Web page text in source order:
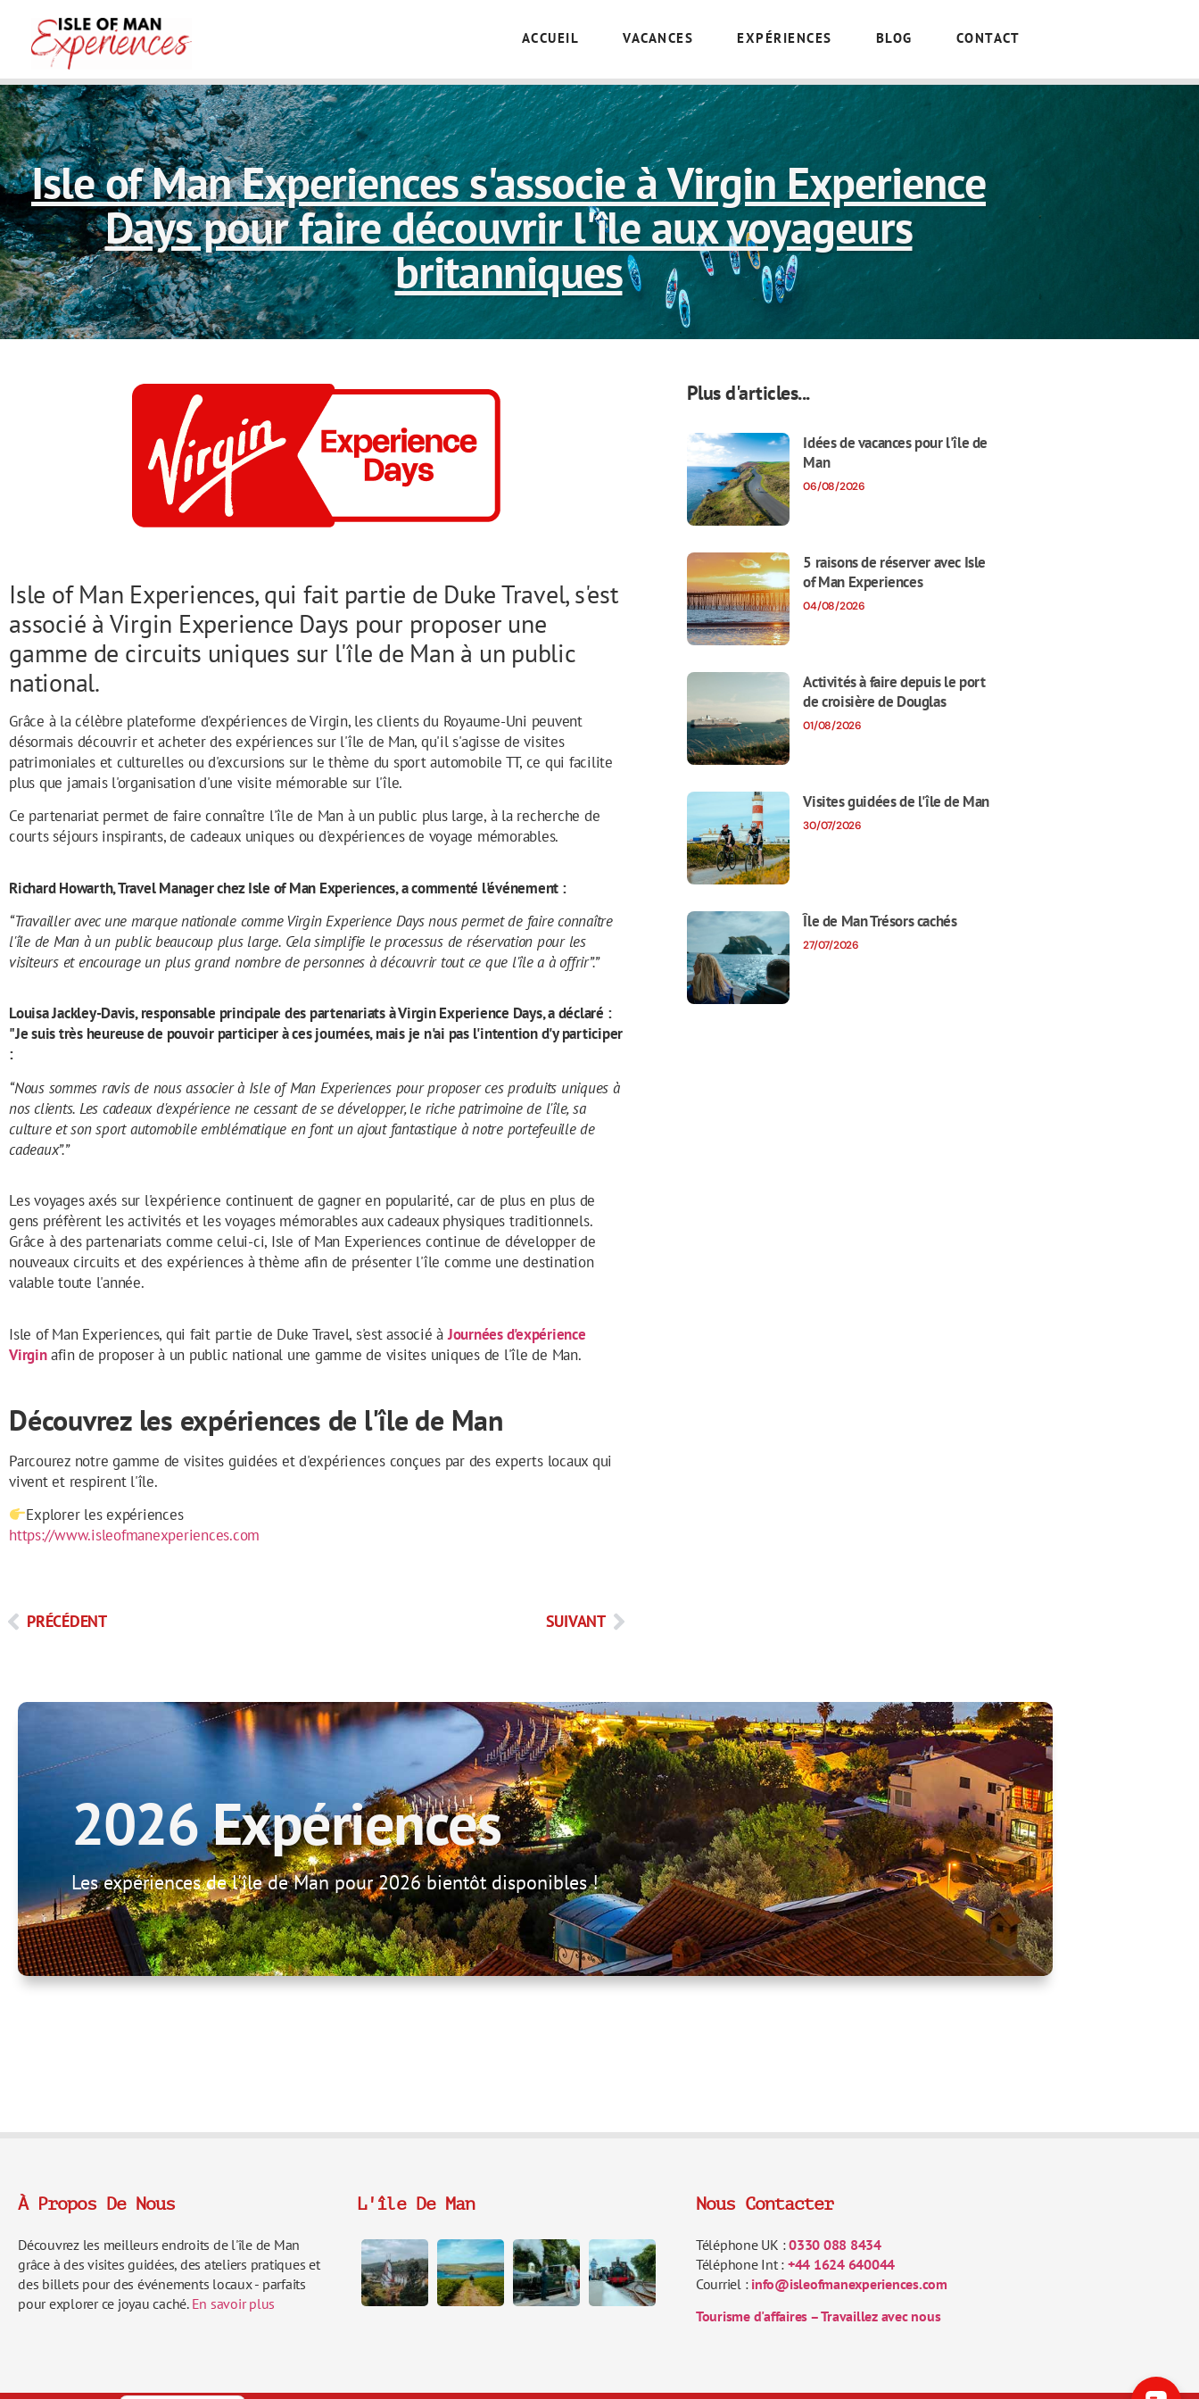
ACCUEIL VACANCES EXPÉRIENCES BLOG CONTACT
Isle of Man Experiences s'associe à Virgin Experience
Days pour faire découvrir l'île aux voyageurs
britanniques
Isle of Man Experiences, qui fait partie de Duke Travel, s'est
associé à Virgin Experience Days pour proposer une
gamme de circuits uniques sur l'île de Man à un public
national.
Grâce à la célèbre plateforme d'expériences de Virgin, les clients du Royaume-Uni peuvent
désormais découvrir et acheter des expériences sur l'île de Man, qu'il s'agisse de visites
patrimoniales et culturelles ou d'excursions sur le thème du sport automobile TT, ce qui facilite
plus que jamais l'organisation d'une visite mémorable sur l'île.
Ce partenariat permet de faire connaître l'île de Man à un public plus large, à la recherche de
courts séjours inspirants, de cadeaux uniques ou d'expériences de voyage mémorables.
Richard Howarth, Travel Manager chez Isle of Man Experiences, a commenté l'événement :
“Travailler avec une marque nationale comme Virgin Experience Days nous permet de faire connaître
l'île de Man à un public beaucoup plus large. Cela simplifie le processus de réservation pour les
visiteurs et encourage un plus grand nombre de personnes à découvrir tout ce que l'île a à offrir”.”
Louisa Jackley-Davis, responsable principale des partenariats à Virgin Experience Days, a déclaré :
"Je suis très heureuse de pouvoir participer à ces journées, mais je n'ai pas l'intention d'y participer
:
“Nous sommes ravis de nous associer à Isle of Man Experiences pour proposer ces produits uniques à
nos clients. Les cadeaux d'expérience ne cessant de se développer, le riche patrimoine de l'île, sa
culture et son sport automobile emblématique en font un ajout fantastique à notre portefeuille de
cadeaux”.”
Les voyages axés sur l'expérience continuent de gagner en popularité, car de plus en plus de
gens préfèrent les activités et les voyages mémorables aux cadeaux physiques traditionnels.
Grâce à des partenariats comme celui-ci, Isle of Man Experiences continue de développer de
nouveaux circuits et des expériences à thème afin de présenter l'île comme une destination
valable toute l'année.
Isle of Man Experiences, qui fait partie de Duke Travel, s'est associé àJournées d'expérience
Virginafin de proposer à un public national une gamme de visites uniques de l'île de Man.
Découvrez les expériences de l'île de Man
Parcourez notre gamme de visites guidées et d'expériences conçues par des experts locaux qui
vivent et respirent l'île.
Explorer les expériences
https://www.isleofmanexperiences.com
PRÉCÉDENT SUIVANT
Plus d'articles...
Idées de vacances pour l'île de
Man
06/08/2026
5 raisons de réserver avec Isle
of Man Experiences
04/08/2026
Activités à faire depuis le port
de croisière de Douglas
01/08/2026
Visites guidées de l'île de Man
30/07/2026
Île de Man Trésors cachés
27/07/2026
2026 Expériences
Les expériences de l'île de Man pour 2026 bientôt disponibles !
À Propos De Nous
Découvrez les meilleurs endroits de l'île de Man
grâce à des visites guidées, des ateliers pratiques et
des billets pour des événements locaux - parfaits
pour explorer ce joyau caché. En savoir plus
L'île De Man Nous Contacter
Téléphone UK :0330 088 8434
Téléphone Int : +44 1624 640044
Courriel : info@isleofmanexperiences.com
Tourisme d'affaires – Travaillez avec nous
English (UK)
Italiano